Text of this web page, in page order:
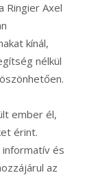
Ringier Axel
kínál,
nélkül
ember él,
érint.
és
az